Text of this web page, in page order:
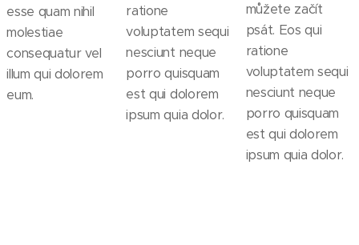
esse quam nihil
molestiae
consequatur vel
illum qui dolorem
eum.
ratione
voluptatem sequi
nesciunt neque
porro quisquam
est qui dolorem
ipsum quia dolor.
můžete začít
psát. Eos qui
ratione
voluptatem sequi
nesciunt neque
porro quisquam
est qui dolorem
ipsum quia dolor.